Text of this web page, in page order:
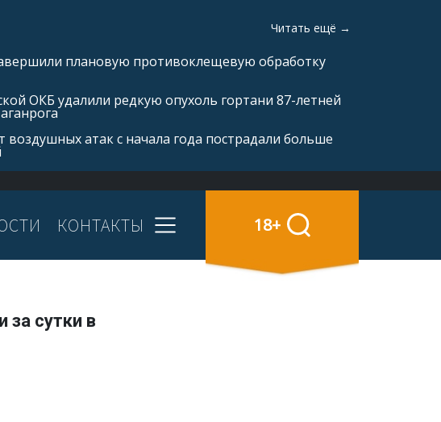
Читать ещё →
плановую противоклещевую обработку
ОКБ удалили редкую опухоль гортани 87-летней
воздушных атак с начала года пострадали больше
КОНТАКТЫ 18+
за сутки в